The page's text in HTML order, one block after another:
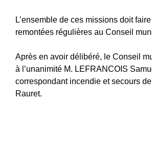
L’ensemble de ces missions doit
remontées régulières au Conseil
Après en avoir délibéré, le Conseil
à l’unanimité M. LEFRANCOIS
correspondant incendie et secours
Rauret.